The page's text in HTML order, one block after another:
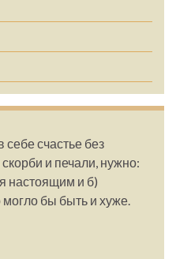
счастье без
и печали, нужно:
настоящим и б)
могло бы быть и хуже.